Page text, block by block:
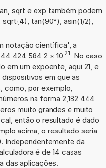
sqrt e exp também podem
tan(90°), asin(1/2),
notação científica', a
424 584 2 × 10 21. No caso
em um expoente, aqui 21, e
em que as
como, por exemplo,
na forma 2,182 444
muito grandes e muito
então o resultado é dado
acima, o resultado seria
Independentemente da
é de 14 casas
das aplicações.